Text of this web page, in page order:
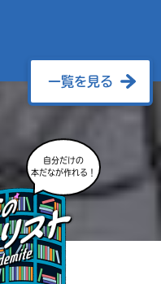
一覧を見る
自分だけの
本だなが作れる！